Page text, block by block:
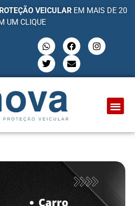
VEICULAREM MAIS DE 20
UM CLIQUE